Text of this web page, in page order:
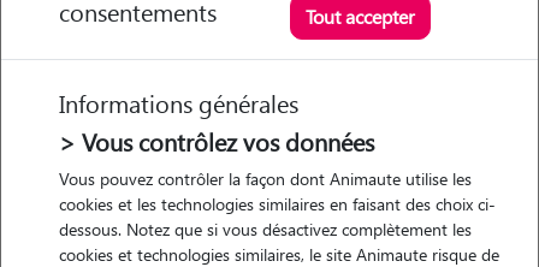
Virginie - Petsitter à
Perpignan
5/5 (3 avis)
• 35 ans
consentements
Tout accepter
Informations générales
> Vous contrôlez vos données
Vous pouvez contrôler la façon dont Animaute utilise les
cookies et les technologies similaires en faisant des choix ci-
dessous. Notez que si vous désactivez complètement les
cookies et technologies similaires, le site Animaute risque de